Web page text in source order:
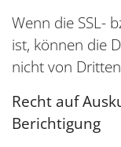
Wenn die SSL-
ist, können die
nicht von
Recht auf
Berichtigung